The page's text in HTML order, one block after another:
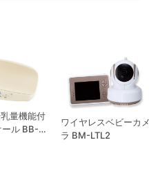
量機能付
ル BB-
ワイヤレスベビーカ
ラ BM-LTL2